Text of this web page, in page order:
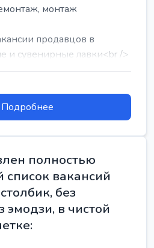
монтаж
продавцов в
и сувенирные лавки<br />
м...
Подробнее
полностью
вакансий
без
эмодзи, в чистой